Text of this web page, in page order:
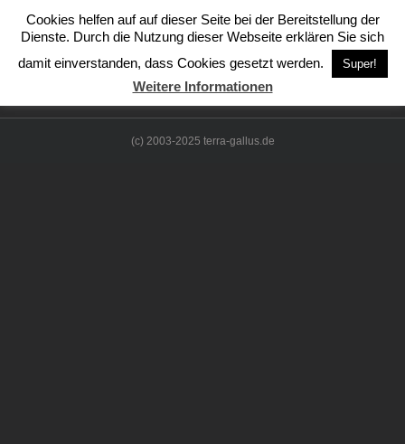
Inhalt
springen
{{skip intro }}
(c) 2003-2025 terra-gallus.de
Cookies helfen auf auf dieser Seite bei der Bereitstellung der
Dienste. Durch die Nutzung dieser Webseite erklären Sie sich
damit einverstanden, dass Cookies gesetzt werden.
Super!
Weitere Informationen